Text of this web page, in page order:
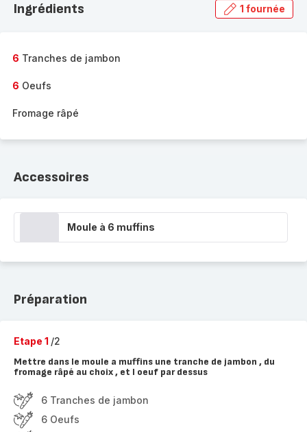
gamme
Ingrédients 1 fournée
6 Tranches de jambon
6 Oeufs
Fromage râpé
Accessoires
Moule à 6 muffins
Préparation
Etape 1 /2
Mettre dans le moule a muffins une tranche de jambon , du
fromage râpé au choix , et l oeuf par dessus
6 Tranches de jambon
6 Oeufs